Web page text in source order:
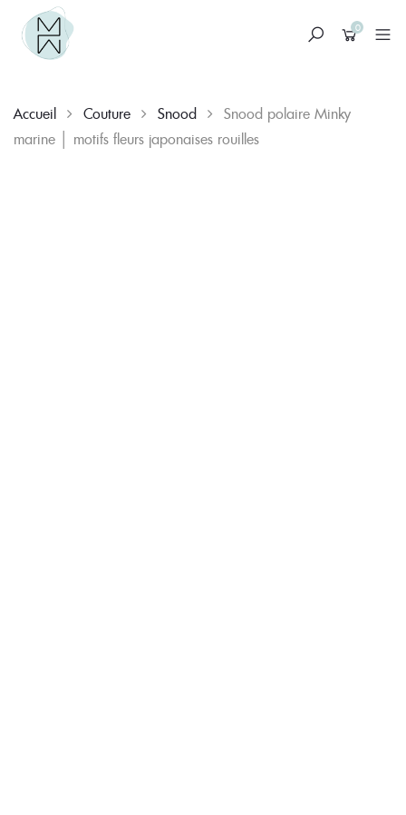
0
Accueil Couture Snood
Snood polaire Minky
marine │ motifs fleurs japonaises rouilles